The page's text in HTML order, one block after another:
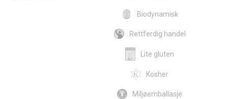
Biodynamisk
Rettferdig handel
Lite gluten
Kosher
Miljøemballasje